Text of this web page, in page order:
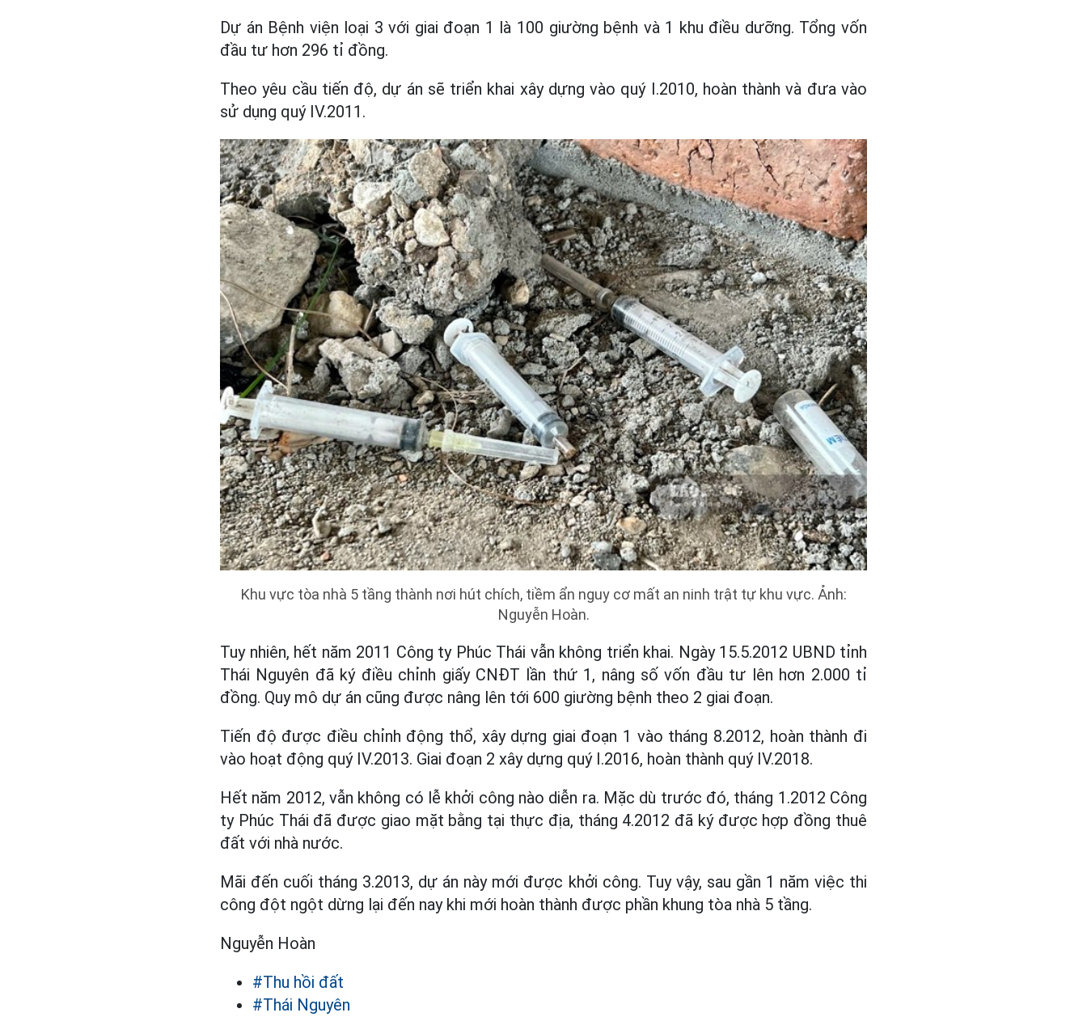
Dự án Bệnh viện loại 3 với giai đoạn 1 là 100 giường bệnh và 1 khu điều dưỡng. Tổng vốn
đầu tư hơn 296 tỉ đồng.
Theo yêu cầu tiến độ, dự án sẽ triển khai xây dựng vào quý I.2010, hoàn thành và đưa vào
sử dụng quý IV.2011.
Khu vực tòa nhà 5 tầng thành nơi hút chích, tiềm ẩn nguy cơ mất an ninh trật tự khu vực. Ảnh:
Nguyễn Hoàn.
Tuy nhiên, hết năm 2011 Công ty Phúc Thái vẫn không triển khai. Ngày 15.5.2012 UBND tỉnh
Thái Nguyên đã ký điều chỉnh giấy CNĐT lần thứ 1, nâng số vốn đầu tư lên hơn 2.000 tỉ
đồng. Quy mô dự án cũng được nâng lên tới 600 giường bệnh theo 2 giai đoạn.
Tiến độ được điều chỉnh động thổ, xây dựng giai đoạn 1 vào tháng 8.2012, hoàn thành đi
vào hoạt động quý IV.2013. Giai đoạn 2 xây dựng quý I.2016, hoàn thành quý IV.2018.
Hết năm 2012, vẫn không có lễ khởi công nào diễn ra. Mặc dù trước đó, tháng 1.2012 Công
ty Phúc Thái đã được giao mặt bằng tại thực địa, tháng 4.2012 đã ký được hợp đồng thuê
đất với nhà nước.
Mãi đến cuối tháng 3.2013, dự án này mới được khởi công. Tuy vậy, sau gần 1 năm việc thi
công đột ngột dừng lại đến nay khi mới hoàn thành được phần khung tòa nhà 5 tầng.
Nguyễn Hoàn
#Thu hồi đất
#Thái Nguyên